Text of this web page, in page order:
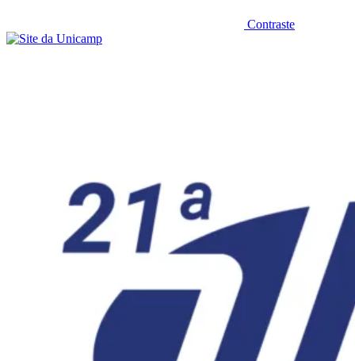
Contraste